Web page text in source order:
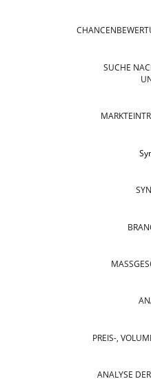
SUCHE
PREIS-,
ANALYSE